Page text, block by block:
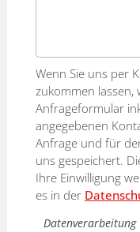
Wenn Sie uns per
zukommen
Anfrageformular
angegebenen
Anfrage und für
uns gespeichert.
Ihre Einwilligung
es in der
Datenverarbeitung